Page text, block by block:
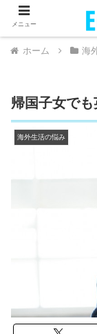
ホーム 海
帰国子女で
海外生活の悩み
メニュー